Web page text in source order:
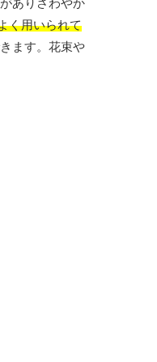
く用いられて
ます。花束や